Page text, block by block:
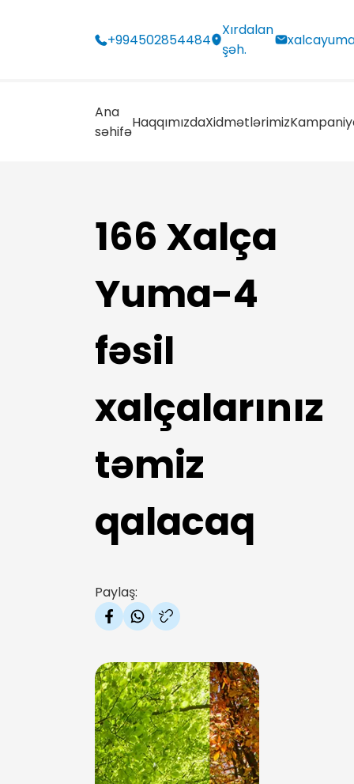
+994502854484
Xırdalan
şəh.
Ana
səhifə
HaqqımızdaXidmətlərimiz
166 Xalça
Yuma-4
fəsil
xalçalarınız
təmiz
qalacaq
Paylaş: